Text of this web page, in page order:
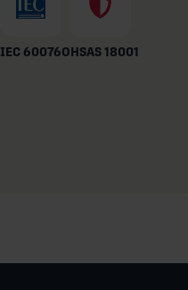
IEC 60076OHSAS 18001